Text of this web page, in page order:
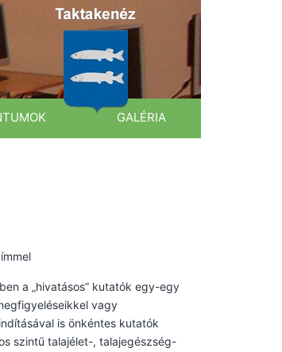
GALÉRIA
a „hivatásos” kutatók egy-egy
vagy
is önkéntes kutatók
szintű talajélet-, talajegészség-